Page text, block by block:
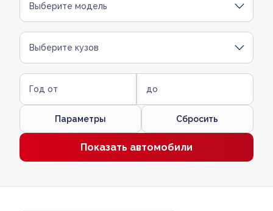
Выберите модель
Выберите кузов
Год от до
Параметры Сбросить
Показать автомобили